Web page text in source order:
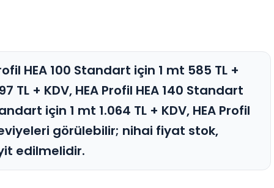
HEA 100 Standart için 1 mt 585 TL +
TL + KDV, HEA Profil HEA 140 Standart
için 1 mt 1.064 TL + KDV, HEA Profil
görülebilir; nihai fiyat stok,
edilmelidir.